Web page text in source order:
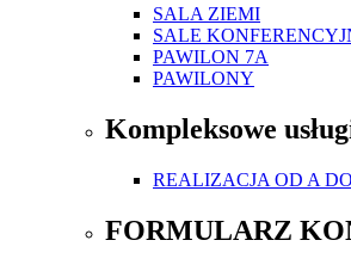
SALA ZIEMI
SALE
PAWILON 7A
PAWILONY
Kompleksowe
REALIZACJA OD A
FORMULARZ